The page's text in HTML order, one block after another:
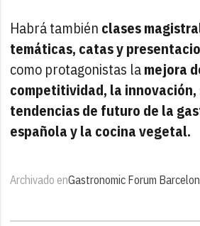
Habrá también clases
temáticas, catas y
como protagonistas lamejora
competitividad, la
tendencias de futuro de la
española y la cocina vegetal.
Archivado enGastronomic Forum